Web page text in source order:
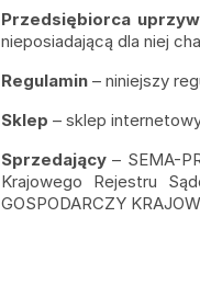
Przedsiębiorca
nieposiadającą dla niej
Regulamin – niniejszy
Sklep – sklep
Sprzedający– SEMA-
Krajowego Rejestru
GOSPODARCZY